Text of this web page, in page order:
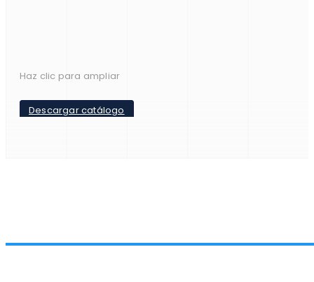
Haz clic para ampliar
Descargar catálogo